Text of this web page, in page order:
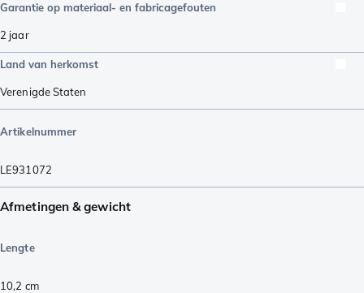
Garantie op materiaal- en fabricagefouten
2 jaar
Land van herkomst
Verenigde Staten
Artikelnummer
LE931072
Afmetingen & gewicht
Lengte
10,2 cm